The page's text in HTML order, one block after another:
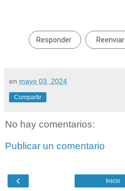
Responder Reenviar
en mayo 03, 2024
Compartir
No hay comentarios:
Publicar un comentario
‹ Inicio